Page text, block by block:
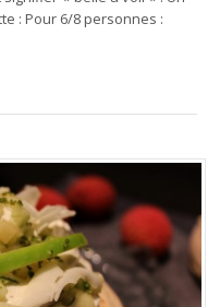
: Pour 6/8 personnes :